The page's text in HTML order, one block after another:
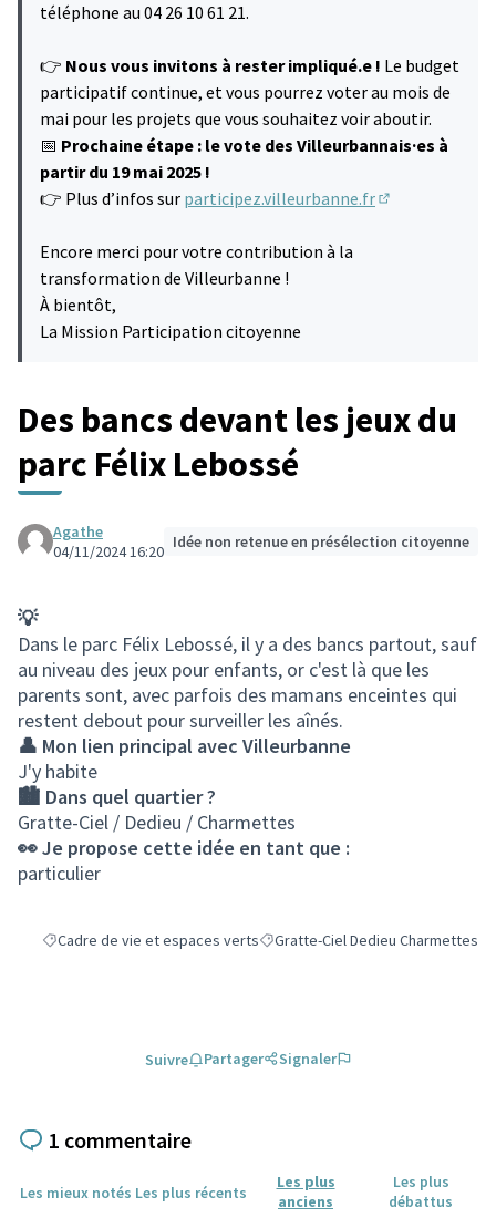
téléphone au 04 26 10 61 21.
👉 Nous vous invitons à rester impliqué.e ! Le budget
participatif continue, et vous pourrez voter au mois de
mai pour les projets que vous souhaitez voir aboutir.
📅 Prochaine étape : le vote des Villeurbannais·es à
partir du 19 mai 2025 !
👉 Plus d’infos sur participez.villeurbanne.fr
Encore merci pour votre contribution à la
transformation de Villeurbanne !
À bientôt,
La Mission Participation citoyenne
Des bancs devant les jeux du
parc Félix Lebossé
Agathe
04/11/2024 16:20 Idée non retenue en présélection citoyenne
💡
Dans le parc Félix Lebossé, il y a des bancs partout, sauf
au niveau des jeux pour enfants, or c'est là que les
parents sont, avec parfois des mamans enceintes qui
restent debout pour surveiller les aînés.
👤 Mon lien principal avec Villeurbanne
J'y habite
🏙️ Dans quel quartier ?
Gratte-Ciel / Dedieu / Charmettes
👀 Je propose cette idée en tant que :
particulier
Filtrer les résultats de la catégorie : Cadre de vie et espaces verts
Cadre de vie et espaces vertsFiltrer les résultats pour le secteur
Gratte-Ciel Dedieu Charmettes
Suivre Partager Signaler
1 commentaire
Les mieux notés Les plus récents
Les plus
anciens
Les plus
débattus